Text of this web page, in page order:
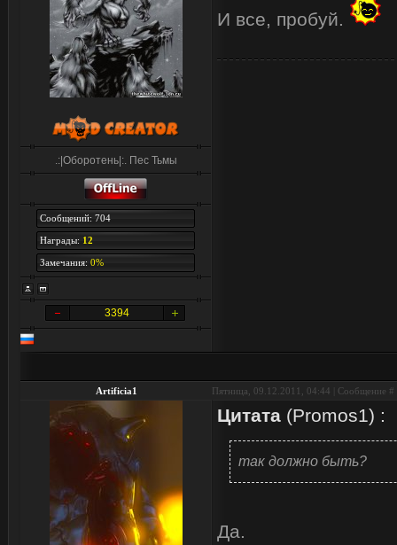
.:|Оборотень|:. Пес Тьмы
Сообщений: 704
Награды: 12
Замечания: 0%
3394
И все, пробуй.
Artificia1 Пятница, 09.12.2011, 04:44 | Сообщение #
Цитата (Promos1) :
так должно быть?
Да.